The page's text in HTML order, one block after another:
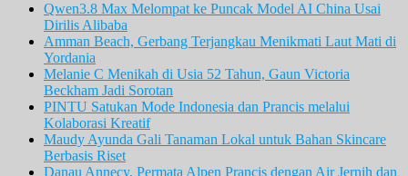
Qwen3.8 Max Melompat ke Puncak Model AI China Usai
Dirilis Alibaba
Amman Beach, Gerbang Terjangkau Menikmati Laut Mati di
Yordania
Melanie C Menikah di Usia 52 Tahun, Gaun Victoria
Beckham Jadi Sorotan
PINTU Satukan Mode Indonesia dan Prancis melalui
Kolaborasi Kreatif
Maudy Ayunda Gali Tanaman Lokal untuk Bahan Skincare
Berbasis Riset
Danau Annecy, Permata Alpen Prancis dengan Air Jernih dan